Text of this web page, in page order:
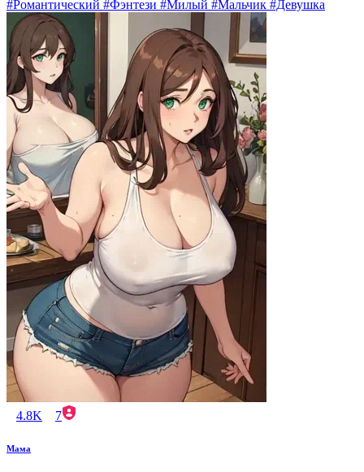
#Романтический #Фэнтези #Милый #Мальчик #Девушка
4.8K 7
Мама